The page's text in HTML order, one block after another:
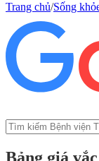
Trang chủ/Sống